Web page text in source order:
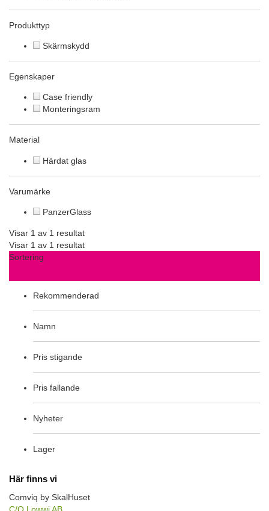
Produkttyp
Skärmskydd
Egenskaper
Case friendly
Monteringsram
Material
Härdat glas
Varumärke
PanzerGlass
Visar 1 av 1 resultat
Visar 1 av 1 resultat
Sortering
Rekommenderad
Namn
Pris stigande
Pris fallande
Nyheter
Lager
Här finns vi
Comviq by SkalHuset